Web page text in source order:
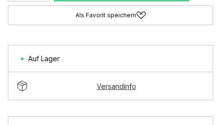
Als Favorit speichern
Auf Lager
Versandinfo